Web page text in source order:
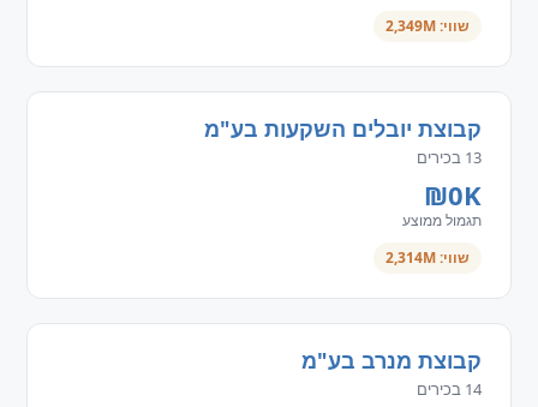
שווי: 2,349M
קבוצת יובלים השקעות בע"מ
13 בכירים
₪0K
תגמול ממוצע
שווי: 2,314M
קבוצת מנרב בע"מ
14 בכירים